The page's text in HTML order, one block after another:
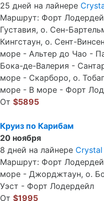
25 дней на лайнере
Маршрут: Форт
Густавия, о. Сен-
Кингстаун, о. Сент-
море - Альтер до Чао -
Бока-де-Валерия -
море - Скарборо, о.
море - В море - Форт
От $5895
Круиз по Карибам
20 ноября
8 дней на лайнере
Маршрут: Форт
море - Джорджтаун, о.
Уэст - Форт Лодердейл
От $1995